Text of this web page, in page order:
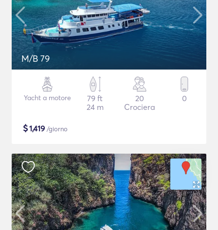
M/B 79
Yacht a motore
79 ft
24 m
20
Crociera
0
$1,419 /giorno